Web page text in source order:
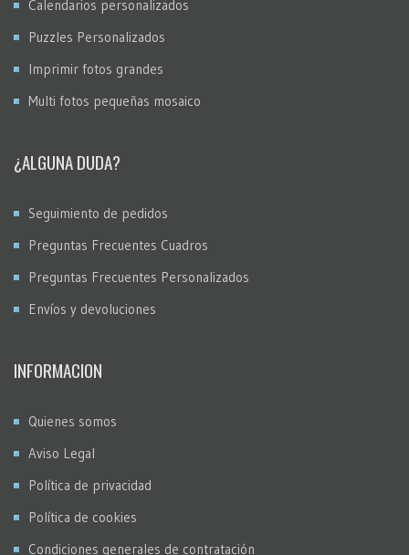
Calendarios personalizados
Puzzles Personalizados
Imprimir fotos grandes
Multi fotos pequeñas mosaico
¿ALGUNA DUDA?
Seguimiento de pedidos
Preguntas Frecuentes Cuadros
Preguntas Frecuentes Personalizados
Envíos y devoluciones
INFORMACION
Quienes somos
Aviso Legal
Política de privacidad
Política de cookies
Condiciones generales de contratación